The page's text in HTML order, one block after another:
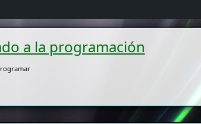
a la programación